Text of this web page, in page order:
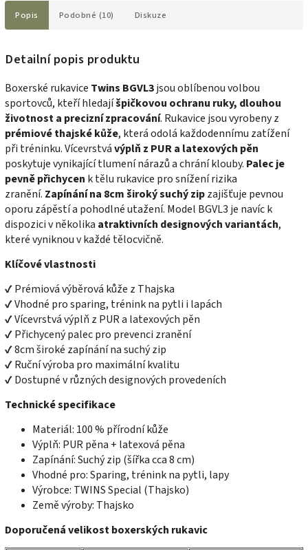
Popis Podobné (10) Diskuze
Detailní popis produktu
Boxerské rukavice Twins BGVL3jsou oblíbenou volbou
sportovců, kteří hledajíšpičkovou ochranu ruky, dlouhou
životnost a precizní zpracování. Rukavice jsou vyrobeny z
prémiové thajské kůže, která odolá každodennímu zatížení
při tréninku. Vícevrstvávýplň z PUR a latexových pěn
poskytuje vynikající tlumení nárazů a chrání klouby. Palec je
pevně přichycen k tělu rukavice pro snížení rizika
zranění. Zapínání na 8cm široký suchý zipzajišťuje pevnou
oporu zápěstí a pohodlné utažení. Model BGVL3 je navíc k
dispozici v několika atraktivních designových variantách,
které vyniknou v každé tělocvičně.
Klíčové vlastnosti
✔ Prémiová výběrová kůže z Thajska
✔ Vhodné pro sparing, trénink na pytli i lapách
✔ Vícevrstvá výplň z PUR a latexových pěn
✔ Přichycený palec pro prevenci zranění
✔ 8cm široké zapínání na suchý zip
✔ Ruční výroba pro maximální kvalitu
✔ Dostupné v různých designových provedeních
Technické specifikace
Materiál: 100 % přírodní kůže
Výplň: PUR pěna + latexová pěna
Zapínání: Suchý zip (šířka cca 8 cm)
Vhodné pro: Sparing, trénink na pytli, lapy
Výrobce: TWINS Special (Thajsko)
Země výroby: Thajsko
Doporučená velikost boxerských rukavic